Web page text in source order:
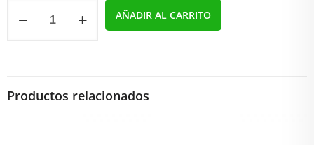
Mixto
AÑADIR AL CARRITO
Productos relacionados